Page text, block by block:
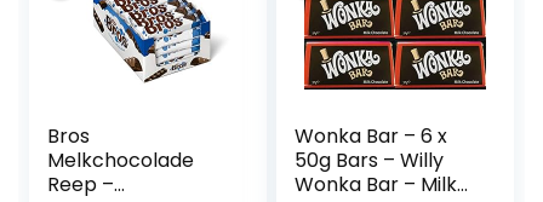
Bros
Melkchocolade
Reep –
Wonka Bar – 6 x
50g Bars – Willy
Wonka Bar – Milk